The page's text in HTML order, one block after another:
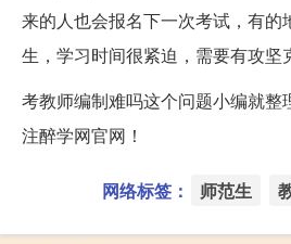
来的人也会报名下一次考试，有的
生，学习时间很紧迫，需要有攻坚
考教师编制难吗这个问题小编就整
注醉学网官网！
网络标签： 师范生